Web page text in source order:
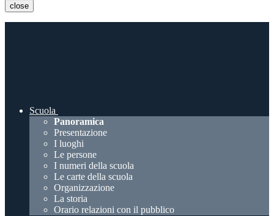
close
Scuola
Panoramica
Presentazione
I luoghi
Le persone
I numeri della scuola
Le carte della scuola
Organizzazione
La storia
Orario relazioni con il pubblico